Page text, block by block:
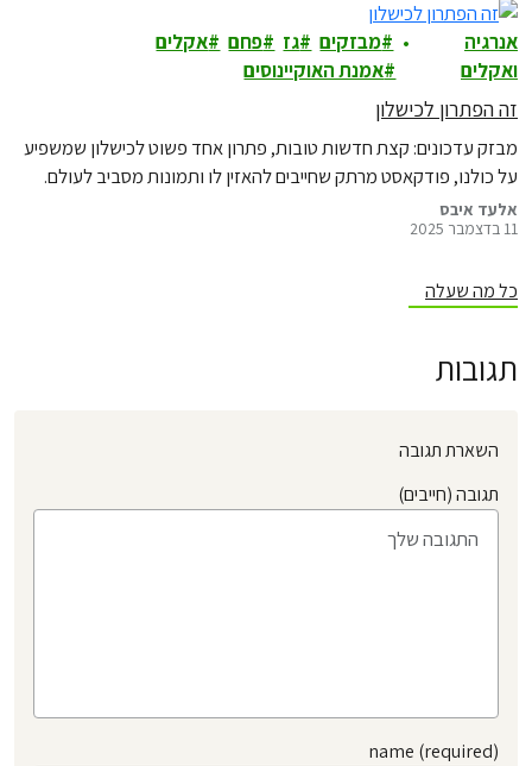
אנרגיה
ואקלים
מבזקים גז פחם
אקלים
אמנת האוקיינוסים
זה הפתרון לכישלון
מבזק עדכונים: קצת חדשות טובות, פתרון אחד פשוט לכישלון שמשפיע
על כולנו, פודקאסט מרתק שחייבים להאזין לו ותמונות מסביב לעולם.
אלעד איבס
11 בדצמבר 2025
כל מה שעלה
תגובות
השארת תגובה
תגובה (חייבים)
name (required)